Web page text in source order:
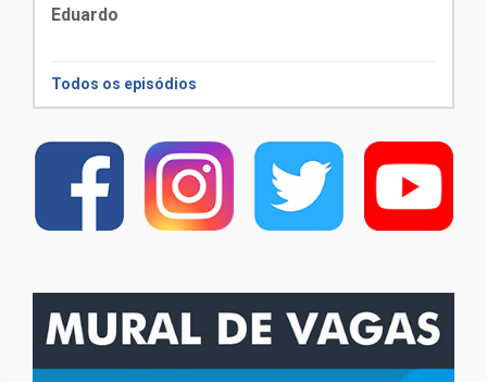
Eduardo
Todos os episódios